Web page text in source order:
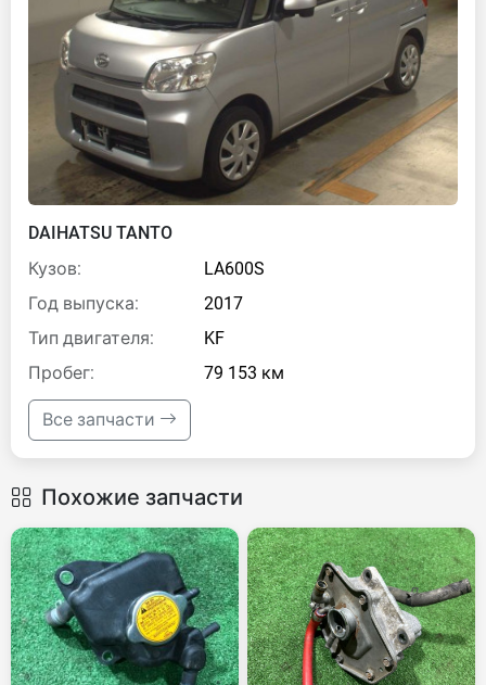
DAIHATSU TANTO
Кузов:
LA600S
Год выпуска:
2017
Тип двигателя:
KF
Пробег:
79 153 км
Все запчасти
Похожие запчасти